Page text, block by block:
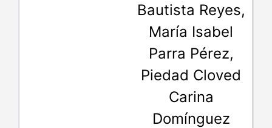
Bautista Reyes,
María Isabel
Parra Pérez,
Piedad Cloved
Carina
Domínguez